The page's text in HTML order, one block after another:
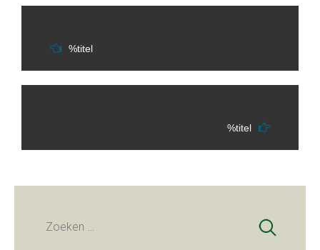
Berichtnavigatie
%titel
%titel
Zoeken